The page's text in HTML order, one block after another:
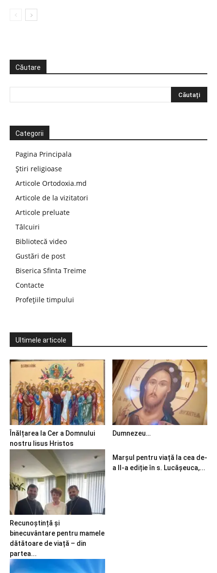
Căutare
Categorii
Pagina Principala
Știri religioase
Articole Ortodoxia.md
Articole de la vizitatori
Articole preluate
Tâlcuiri
Bibliotecă video
Gustări de post
Biserica Sfinta Treime
Contacte
Profețiile timpului
Ultimele articole
Înălțarea la Cer a Domnului
nostru Iisus Hristos
Dumnezeu…
Recunoștință și
binecuvântare pentru mamele
dătătoare de viață – din
partea...
Marșul pentru viață la cea de-
a II-a ediție în s. Lucășeuca,...